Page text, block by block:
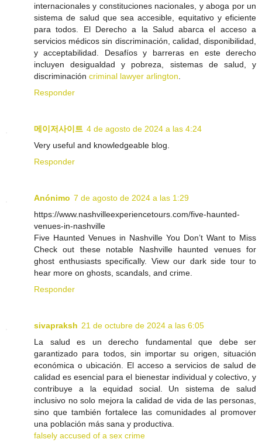
internacionales y constituciones nacionales, y aboga por un
sistema de salud que sea accesible, equitativo y eficiente
para todos. El Derecho a la Salud abarca el acceso a
servicios médicos sin discriminación, calidad, disponibilidad,
y acceptabilidad. Desafíos y barreras en este derecho
incluyen desigualdad y pobreza, sistemas de salud, y
discriminación criminal lawyer arlington
Responder
메이저사이트 4 de agosto de 2024 a las 4:24
Very useful and knowledgeable blog.
Responder
Anónimo 7 de agosto de 2024 a las 1:29
https://www.nashvilleexperiencetours.com/five-haunted-
venues-in-nashville
Five Haunted Venues in Nashville You Don’t Want to Miss
Check out these notable Nashville haunted venues for
ghost enthusiasts specifically. View our dark side tour to
hear more on ghosts, scandals, and crime.
Responder
sivapraksh 21 de octubre de 2024 a las 6:05
La salud es un derecho fundamental que debe ser
garantizado para todos, sin importar su origen, situación
económica o ubicación. El acceso a servicios de salud de
calidad es esencial para el bienestar individual y colectivo, y
contribuye a la equidad social. Un sistema de salud
inclusivo no solo mejora la calidad de vida de las personas,
sino que también fortalece las comunidades al promover
una población más sana y productiva.
falsely accused of a sex crime